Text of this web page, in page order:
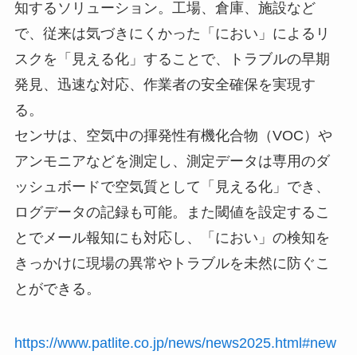
知するソリューション。工場、倉庫、施設など
で、従来は気づきにくかった「におい」によるリ
スクを「見える化」することで、トラブルの早期
発見、迅速な対応、作業者の安全確保を実現す
る。
センサは、空気中の揮発性有機化合物（VOC）や
アンモニアなどを測定し、測定データは専用のダ
ッシュボードで空気質として「見える化」でき、
ログデータの記録も可能。また閾値を設定するこ
とでメール報知にも対応し、「におい」の検知を
きっかけに現場の異常やトラブルを未然に防ぐこ
とができる。
https://www.patlite.co.jp/news/news2025.html#new